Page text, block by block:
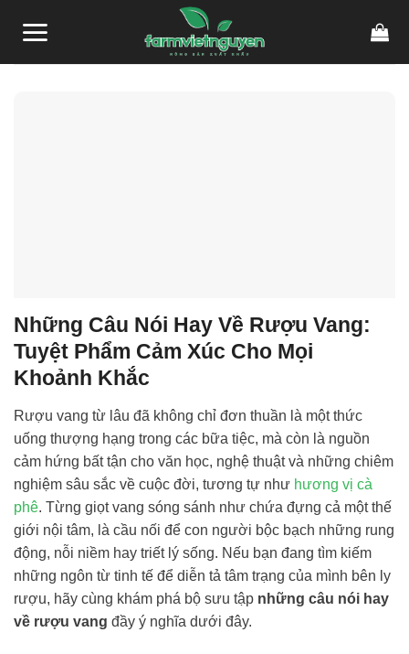
Những Câu Nói Hay Về Rượu Vang:
Tuyệt Phẩm Cảm Xúc Cho Mọi
Khoảnh Khắc
Rượu vang từ lâu đã không chỉ đơn thuần là một thức
uống thượng hạng trong các bữa tiệc, mà còn là nguồn
cảm hứng bất tận cho văn học, nghệ thuật và những chiêm
nghiệm sâu sắc về cuộc đời, tương tự như hương vị cà
phê. Từng giọt vang sóng sánh như chứa đựng cả một thế
giới nội tâm, là cầu nối để con người bộc bạch những rung
động, nỗi niềm hay triết lý sống. Nếu bạn đang tìm kiếm
những ngôn từ tinh tế để diễn tả tâm trạng của mình bên ly
rượu, hãy cùng khám phá bộ sưu tập những câu nói hay
về rượu vang đầy ý nghĩa dưới đây.